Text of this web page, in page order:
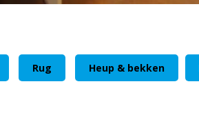
Rug Heup & bekken